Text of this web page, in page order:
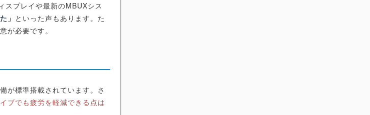
スプレイや最新のMBUXシス
」 といった声もあります。た
が必要です。
が標準搭載されています。さ
ブでも疲労を軽減できる点は